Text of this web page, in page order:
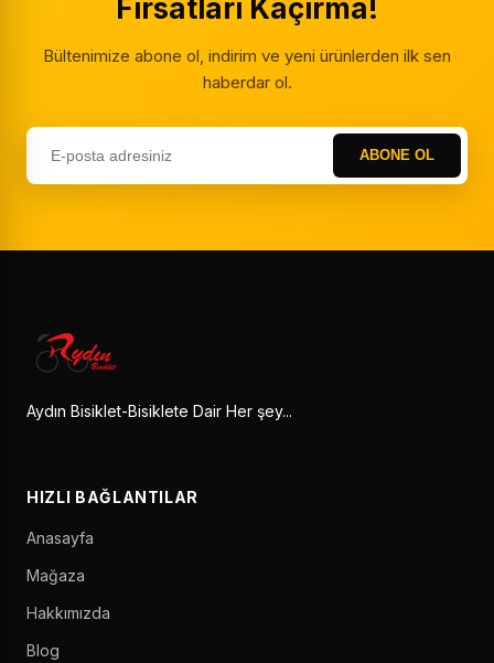
Fırsatları Kaçırma!
Bültenimize abone ol, indirim ve yeni ürünlerden ilk sen
haberdar ol.
ABONE OL
Aydın Bisiklet-Bisiklete Dair Her şey...
HIZLI BAĞLANTILAR
Anasayfa
Mağaza
Hakkımızda
Blog